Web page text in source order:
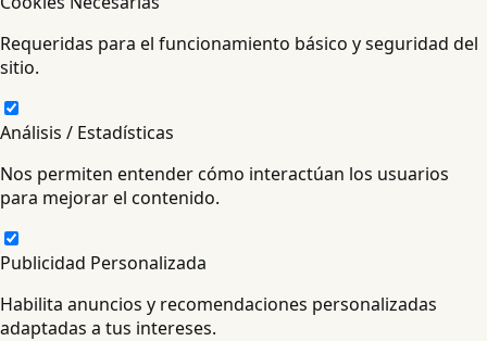
Requeridas para el funcionamiento básico y seguridad del
sitio.
Análisis / Estadísticas
Nos permiten entender cómo interactúan los usuarios
para mejorar el contenido.
Publicidad Personalizada
Habilita anuncios y recomendaciones personalizadas
adaptadas a tus intereses.